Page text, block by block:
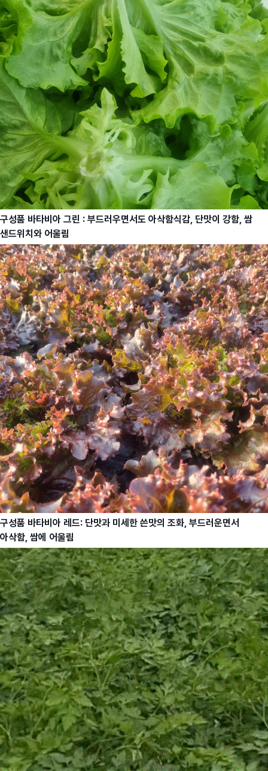
구성품 바타비아 그린 : 부드러우면서도 아삭함식감, 단맛이 강함, 쌈
샌드위치와 어울림
구성품 바타비아 레드: 단맛과 미세한 쓴맛의 조화, 부드러운면서
아삭함, 쌈에 어울림